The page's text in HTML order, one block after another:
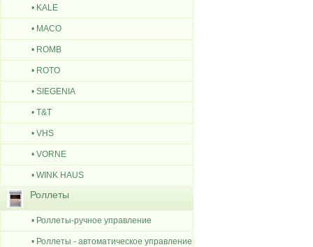
• KALE
• MACO
• ROMB
• ROTO
• SIEGENIA
• T&T
• VHS
• VORNE
• WINK HAUS
Роллеты
• Роллеты-ручное управление
• Роллеты - автоматическое управление